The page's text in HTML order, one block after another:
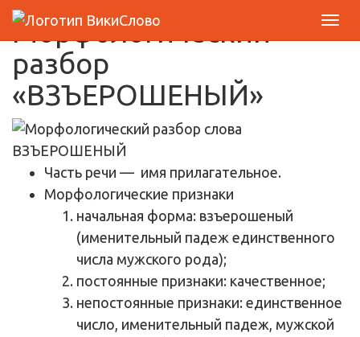
Морфологический
разбор
«ВЗЪЕРОШЕНЫЙ»
Часть речи — имя прилагательное.
Морфологические признаки
начальная форма: взъерошеный
(именительный падеж единственного
числа мужского рода);
постоянные признаки: качественное;
непостоянные признаки: единственное
число, именительный падеж, мужской